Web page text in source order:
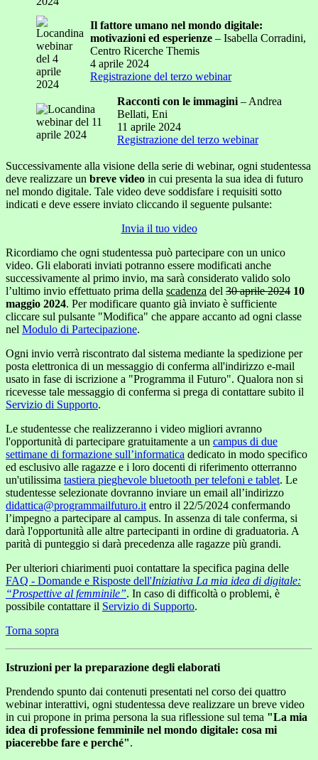
Il fattore umano nel mondo digitale:
motivazioni ed esperienze – Isabella Corradini,
Centro Ricerche Themis
4 aprile 2024
Registrazione del terzo webinar
Racconti con le immagini – Andrea
Bellati, Eni
11 aprile 2024
Registrazione del terzo webinar
Successivamente alla visione della serie di webinar, ogni studentessa
deve realizzare un breve video in cui presenta la sua idea di futuro
nel mondo digitale. Tale video deve soddisfare i requisiti sotto
indicati e deve essere inviato cliccando il seguente pulsante:
Invia il tuo video
Ricordiamo che ogni studentessa può partecipare con un unico
video. Gli elaborati inviati potranno essere modificati anche
successivamente al primo invio, ma sarà considerato valido solo
l’ultimo invio effettuato prima della scadenza del 30 aprile 2024 10
maggio 2024. Per modificare quanto già inviato è sufficiente
cliccare sul pulsante "Modifica" che appare accanto ad ogni classe
nel Modulo di Partecipazione.
Ogni invio verrà riscontrato dal sistema mediante la spedizione per
posta elettronica di un messaggio di conferma all'indirizzo e-mail
usato in fase di iscrizione a "Programma il Futuro". Qualora non si
ricevesse tale messaggio di conferma si prega di contattare subito il
Servizio di Supporto.
Le studentesse che realizzeranno i video migliori avranno
l'opportunità di partecipare gratuitamente a un campus di due
settimane di formazione sull’informatica dedicato in modo specifico
ed esclusivo alle ragazze e i loro docenti di riferimento otterranno
un'utilissima tastiera pieghevole bluetooth per telefoni e tablet. Le
studentesse selezionate dovranno inviare un email all’indirizzo
didattica@programmailfuturo.it entro il 22/5/2024 confermando
l’impegno a partecipare al campus. In assenza di tale conferma, si
darà l'opportunità alle altre partecipanti in ordine di graduatoria. A
parità di punteggio si darà precedenza alle ragazze più grandi.
Per ulteriori chiarimenti puoi contattare la specifica pagina delle
FAQ - Domande e Risposte dell'Iniziativa La mia idea di digitale:
“Prospettive al femminile”. In caso di difficoltà o problemi, è
possibile contattare il Servizio di Supporto.
Torna sopra
Istruzioni per la preparazione degli elaborati
Prendendo spunto dai contenuti presentati nel corso dei quattro
webinar interattivi, ogni studentessa deve realizzare un breve video
in cui propone in prima persona la sua riflessione sul tema "La mia
idea di professione femminile nel mondo digitale: cosa mi
piacerebbe fare e perché".